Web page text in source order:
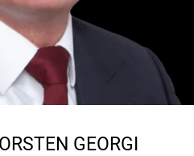
GEORGI